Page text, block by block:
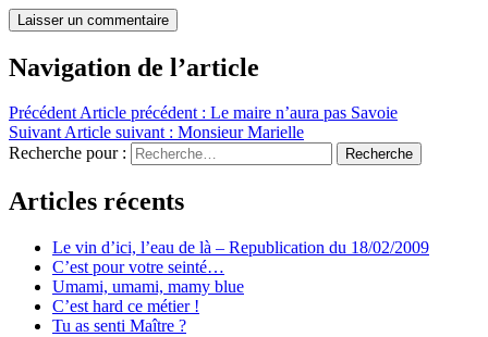
Navigation de l’article
PrécédentArticle précédent : Le maire n’aura pas Savoie
SuivantArticle suivant : Monsieur Marielle
Recherche pour :
Recherche
Articles récents
Le vin d’ici, l’eau de là – Republication du 18/02/2009
C’est pour votre seinté…
Umami, umami, mamy blue
C’est hard ce métier !
Tu as senti Maître ?